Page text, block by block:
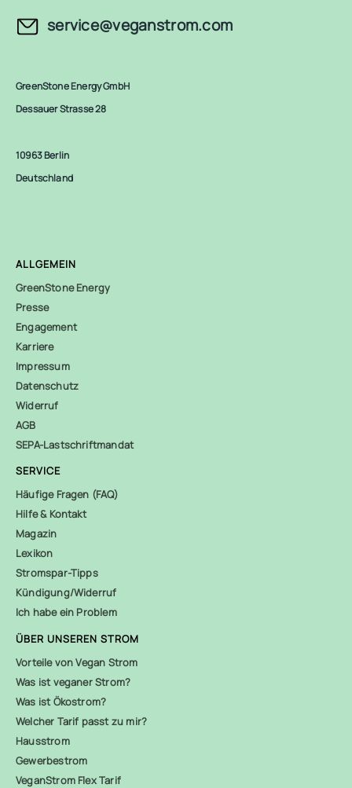
service@veganstrom.com
GreenStone Energy GmbH
Dessauer Strasse 28
10963 Berlin
Deutschland
ALLGEMEIN
GreenStone Energy
Presse
Engagement
Karriere
Impressum
Datenschutz
Widerruf
AGB
SEPA-Lastschriftmandat
SERVICE
Häufige Fragen (FAQ)
Hilfe & Kontakt
Magazin
Lexikon
Stromspar-Tipps
Kündigung/Widerruf
Ich habe ein Problem
ÜBER UNSEREN STROM
Vorteile von Vegan Strom
Was ist veganer Strom?
Was ist Ökostrom?
Welcher Tarif passt zu mir?
Hausstrom
Gewerbestrom
VeganStrom Flex Tarif